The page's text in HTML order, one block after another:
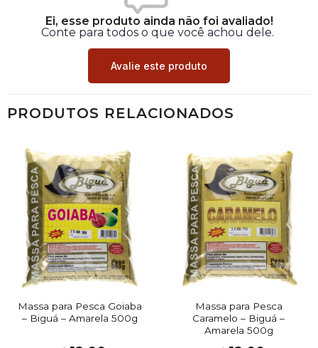
Ei, esse produto ainda não foi avaliado!
Conte para todos o que você achou dele.
Avalie este produto
PRODUTOS RELACIONADOS
Massa para Pesca Goiaba
– Biguá – Amarela 500g
Massa para Pesca
Caramelo – Biguá –
Amarela 500g